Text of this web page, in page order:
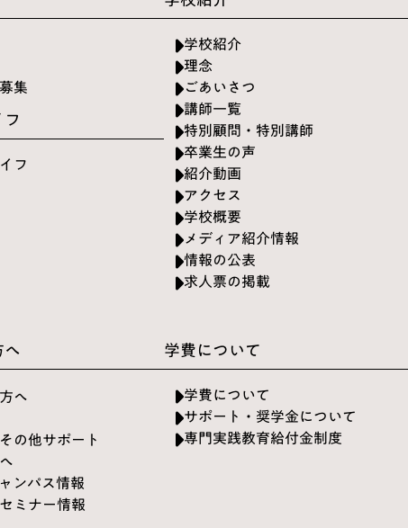
集
フ
学校紹介
理念
ごあいさつ
講師一覧
特別顧問・特別講師
卒業生の声
紹介動画
アクセス
学校概要
メディア紹介情報
情報の公表
求人票の掲載
へ
の他サポート
ンパス情報
ミナー情報
学費について
学費について
サポート・奨学金について
専門実践教育給付金制度